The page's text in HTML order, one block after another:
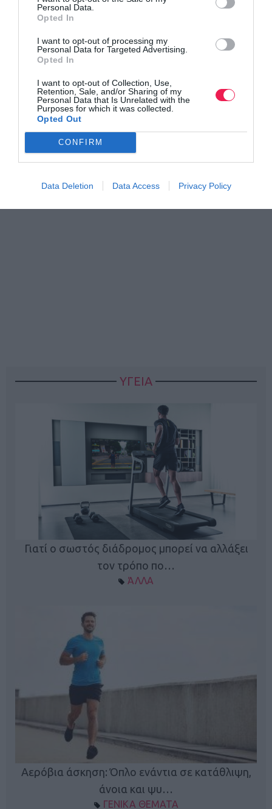
Personal Data.
Opted In
I want to opt-out of processing my
Personal Data for Targeted Advertising.
Opted In
I want to opt-out of Collection, Use,
Retention, Sale, and/or Sharing of my
Personal Data that Is Unrelated with the
Purposes for which it was collected.
Opted Out
CONFIRM
Data Deletion Data Access Privacy Policy
ΥΓΕΙΑ
Γιατί ο σωστός διάδρομος μπορεί να αλλάξει
τον τρόπο πο…
ΆΛΛΑ
Αερόβια άσκηση: Όπλο ενάντια σε κατάθλιψη,
άνοια και ψυ…
ΓΕΝΙΚΑ ΘΕΜΑΤΑ